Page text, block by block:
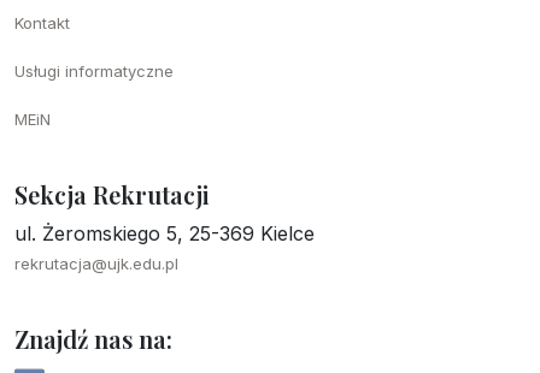
Kontakt
Usługi informatyczne
MEiN
Sekcja Rekrutacji
ul. Żeromskiego 5, 25-369 Kielce
rekrutacja@ujk.edu.pl
Znajdź nas na: